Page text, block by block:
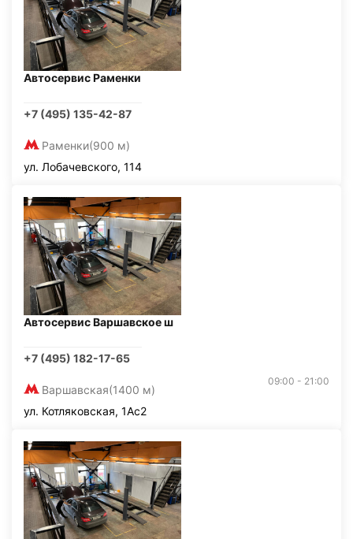
Автосервис Раменки
+7 (495) 135-42-87
Раменки(900 м)
ул. Лобачевского, 114
Автосервис Варшавское ш
+7 (495) 182-17-65
Варшавская(1400 м)
09:00 - 21:00
ул. Котляковская, 1Ас2